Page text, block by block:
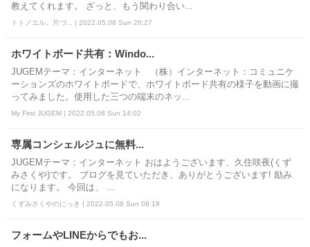
教えてくれます。 ざっと、もう関わり合い...
トトノエル。片づ... | 2022.05.08 Sun 20:27
ホワイトボード共有：Windo...
JUGEMテーマ：インターネット （株）インターネット：コミュニケ
ーションズのホワイトボードで、ホワイトボード共有の様子を動画に撮
ってみました。使用した三つの端末のネッ...
My First JUGEM | 2022.05.08 Sun 14:02
専属コンシェルジュに無料...
JUGEMテーマ：インターネット おはようございます、久住咲夜(くず
みさくや)です。 ブログを見ていただき、ありがとうございます! 励み
になります。 今回は、 ...
くずみさくやのにっき | 2022.05.08 Sun 09:18
フォームやLINEからでもお...